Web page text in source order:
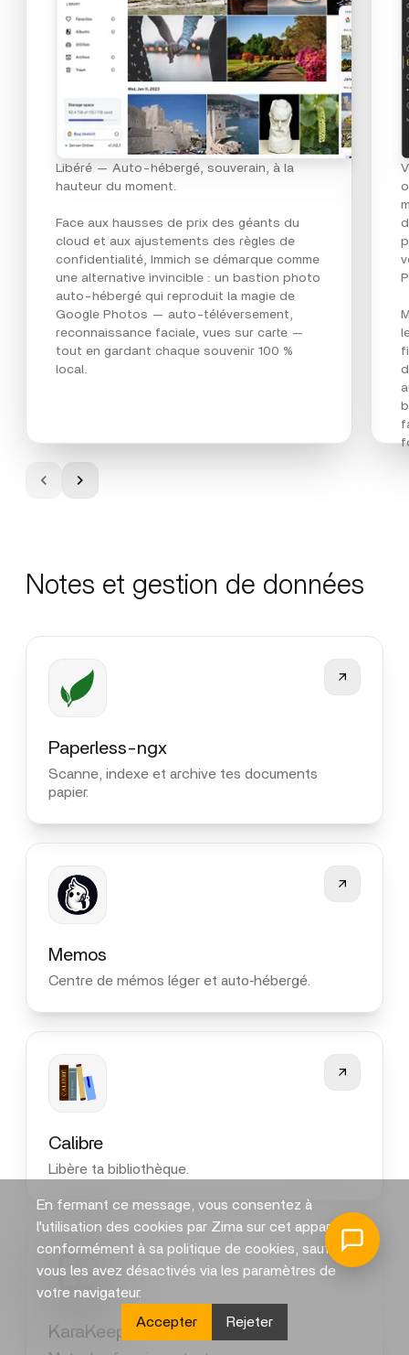
Libéré — Auto-hébergé, souverain, à la
hauteur du moment.
Face aux hausses de prix des géants du
cloud et aux ajustements des règles de
confidentialité, Immich se démarque comme
une alternative invincible : un bastion photo
auto-hébergé qui reproduit la magie de
Google Photos — auto-téléversement,
reconnaissance faciale, vues sur carte —
tout en gardant chaque souvenir 100 %
local.
Notes et gestion de données
Paperless-ngx
Scanne, indexe et archive tes documents
papier.
Memos
Centre de mémos léger et auto‑hébergé.
Calibre
Libère ta bibliothèque.
KaraKeep
En fermant ce message, vous consentez à
l'utilisation des cookies par Zima sur cet appareil
conformément à sa politique de cookies, sauf si
vous les avez désactivés via les paramètres de
votre navigateur.
Accepter
Rejeter